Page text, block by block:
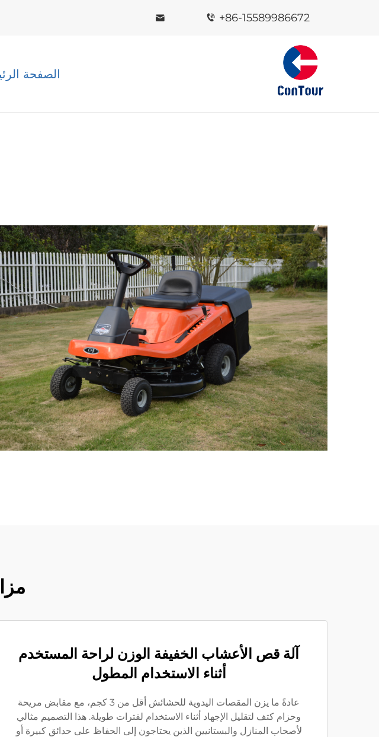
+86-15589986672
الصفحة
آلة قص الأعشاب الخفيفة الوزن لراحة المستخدم
أثناء الاستخدام المطول
عادةً ما يزن المقصات اليدوية للحشائش أقل من 3 كجم، مع مقابض مريحة
وحزام كتف لتقليل الإجهاد أثناء الاستخدام لفترات طويلة. هذا التصميم مثالي
لأصحاب المنازل والبستانيين الذين يحتاجون إلى الحفاظ على حدائق كبيرة أو